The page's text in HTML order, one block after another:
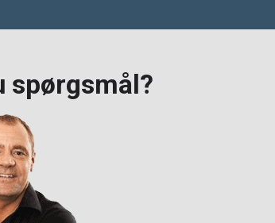
spørgsmål?